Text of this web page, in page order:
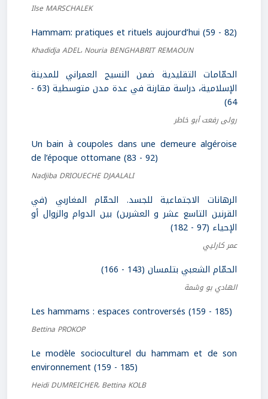
Ilse MARSCHALEK
Hammam: pratiques et rituels aujourd’hui (59 - 82)
Khadidja ADEL، Nouria BENGHABRIT REMAOUN
الحمّامات التقليدية ضمن النسيج العمراني للمدينة
الإسلامية، دراسة مقارنة في عدة مدن متوسطية (63 -
64)
رولى رفعت أبو خاطر
Un bain à coupoles dans une demeure algéroise
de l’époque ottomane (83 - 92)
Nadjiba DRIOUECHE DJAALALI
الرهانات الاجتماعية للجسد. الحمّام المغاربي (في
القرنين التاسع عشر و العشرين) بين الدوام والزوال أو
الإحياء (97 - 182)
عمر كارليي
الحمّام الشعبي بتلمسان (143 - 166)
الهادي بو وشمة
Les hammams : espaces controversés (159 - 185)
Bettina PROKOP
Le modèle socioculturel du hammam et de son
environnement (159 - 185)
Heidi DUMREICHER، Bettina KOLB